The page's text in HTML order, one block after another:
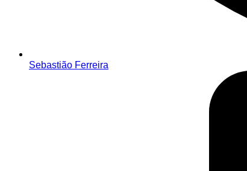
Sebastião Ferreira